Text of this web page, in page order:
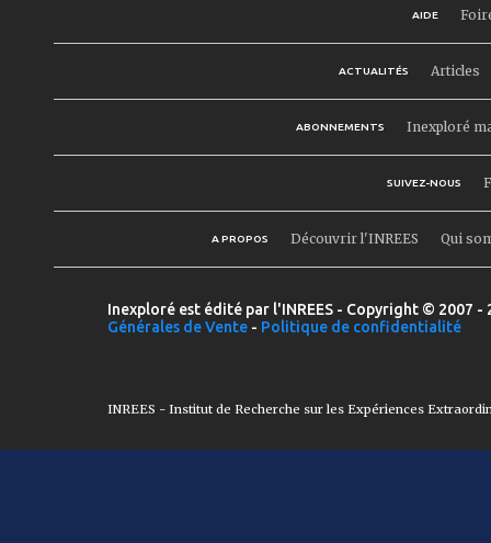
AIDE
ACTUALITÉS Articles
ABONNEMENTS Inexploré
SUIVEZ-NOUS
A PROPOS Découvrir l'INREES Qui
Inexploré est édité par l'INREES - Copyright © 2007
Générales de Vente - Politique de confidentialité
INREES - Institut de Recherche sur les Expériences